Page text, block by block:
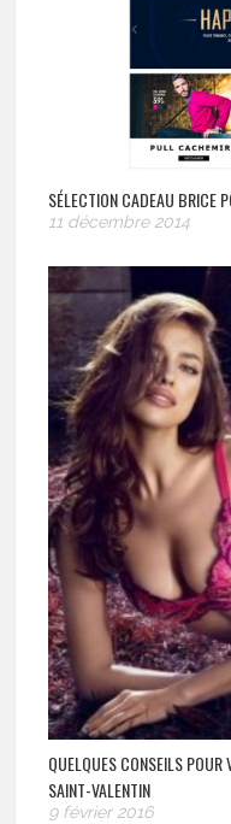
SÉLECTION CADEAU BRICE
11 décembre 2014
QUELQUES CONSEILS
SAINT-VALENTIN
9 février 2016